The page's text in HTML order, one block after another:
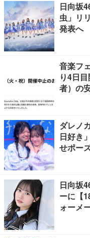
日向坂
虫」リ
発表へ
音楽フ
り4日
者）の
ダレノ
日好き
せポー
日向坂
ーに【
ォーメ